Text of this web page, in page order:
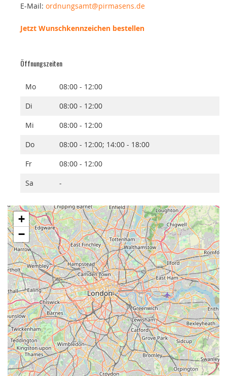
E-Mail: ordnungsamt@pirmasens.de
Jetzt Wunschkennzeichen bestellen
Öffnungszeiten
Mo
08:00 - 12:00
Di
08:00 - 12:00
Mi
08:00 - 12:00
Do
08:00 - 12:00; 14:00 - 18:00
Fr
08:00 - 12:00
Sa
-
+
−